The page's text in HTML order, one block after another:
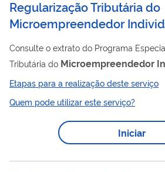
Regularização Tributária do
Microempreendedor
Consulte o extrato do Programa
Tributária do Microempreendedor
emita as parcelas devidas. O PERT-MEI foi criado para facilitar
a quitação de débitos tributários
jurídicas emicroempreendedor
permitir a regularização fiscal com
pagamento, como reduções de juros e
empresas de menor...
Etapas para a realização deste serviço
Quem pode utilizar este serviço?
Iniciar